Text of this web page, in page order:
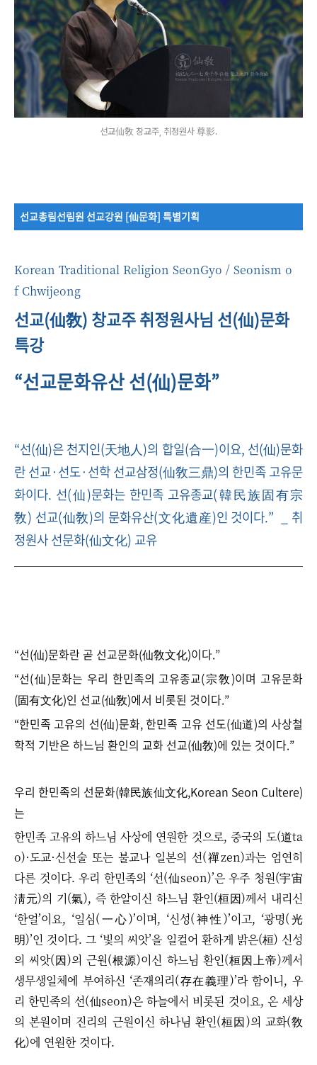
선교仙敎 창교주, 취정원사 尊影.
선교총림선림원 선교강원 [仙문화] 특별기획
Korean Traditional Religion SeonGyo / Seonism o
f Chwijeong
선교(仙敎) 창교주 취정원사님 선(仙)문화
특강
“​선교문화유산 선(仙)문화”
“선(仙)은 천지인(天地人)의 합일(合一)이요, 선(仙)문화
란 선교·선도·선학 선교삼정(仙敎三鼎)의 한민족 고유문
화이다. 선(仙)문화는 한민족 고유종교(韓民族固有宗
敎) 선교(仙敎)의 문화유산(文化遺産)인 것이다.” _ 취
정원사 선문화(仙文化) 교유
“선(仙)문화란 곧 선교문화(仙敎文化)이다.”
“선(仙)문화는 우리 한민족의 고유종교(宗敎)이며 고유문화
(固有文化)인 선교(仙敎)에서 비롯된 것이다.”
“한민족 고유의 선(仙)문화, 한민족 고유 선도(仙道)의 사상철
학적 기반은 하느님 환인의 교화 선교(仙敎)에 있는 것이다.”
우리 한민족의 선문화(韓民族仙文化,Korean Seon Cultere)
는
한민족 고유의 하느님 사상에 연원한 것으로, 중국의 도(道ta
o)·도교·신선술 또는 불교나 일본의 선(禪zen)과는 엄연히
다른 것이다. 우리 한민족의 ‘선(仙seon)’은 우주 청원(宇宙
淸元)의 기(氣), 즉 한알이신 하느님 환인(桓因)께서 내리신
‘한얼’이요, ‘일심(一心)’이며, ‘신성(神性)’이고, ‘광명(光
明)’인 것이다. 그 ‘빛의 씨앗’을 일컬어 환하게 밝은(桓) 신성
의 씨앗(因)의 근원(根源)이신 하느님 환인(桓因上帝)께서
생무생일체에 부여하신 ‘존재의리(存在義理)’라 함이니, 우
리 한민족의 선(仙seon)은 하늘에서 비롯된 것이요, 온 세상
의 본원이며 진리의 근원이신 하나님 환인(桓因)의 교화(敎
化)에 연원한 것이다.